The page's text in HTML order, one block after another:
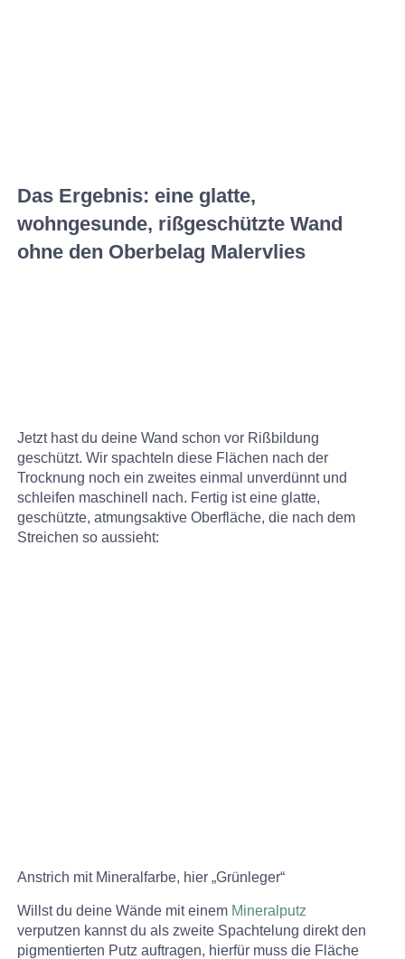
Das Ergebnis: eine glatte,
wohngesunde, rißgeschützte Wand
ohne den Oberbelag Malervlies
Jetzt hast du deine Wand schon vor Rißbildung
geschützt. Wir spachteln diese Flächen nach der
Trocknung noch ein zweites einmal unverdünnt und
schleifen maschinell nach. Fertig ist eine glatte,
geschützte, atmungsaktive Oberfläche, die nach dem
Streichen so aussieht:
Anstrich mit Mineralfarbe, hier „Grünleger“
Willst du deine Wände mit einem Mineralputz
verputzen kannst du als zweite Spachtelung direkt den
pigmentierten Putz auftragen, hierfür muss die Fläche